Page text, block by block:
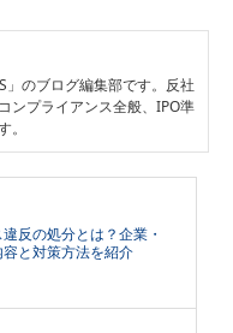
」のブログ編集部です。反社
ンプライアンス全般、IPO準
反の処分とは？企業・
と対策方法を紹介